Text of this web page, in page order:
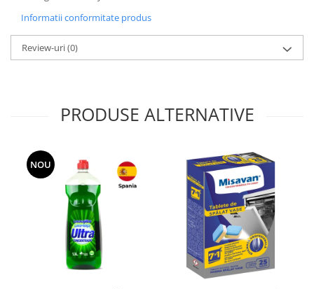
Informatii conformitate produs
Review-uri(0)
PRODUSE ALTERNATIVE
NOU